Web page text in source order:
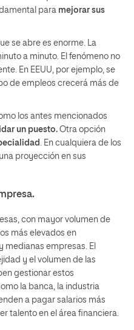
para mejorar sus
se abre es enorme. La
a minuto. El fenómeno no
En EEUU, por ejemplo, se
de empleos crecerá más de
los antes mencionados
un puesto. Otra opción
. En cualquiera de los
proyección en sus
con mayor volumen de
más elevados en
medianas empresas. El
y el volumen de las
gestionar estos
la banca, la industria
a pagar salarios más
talento en el área financiera.